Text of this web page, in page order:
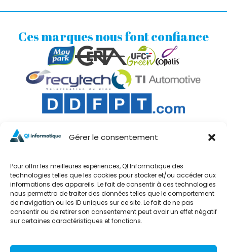
Gérer le consentement
Pour offrir les meilleures expériences, QI Informatique des
technologies telles que les cookies pour stocker et/ou accéder aux
informations des appareils. Le fait de consentir à ces technologies
nous permettra de traiter des données telles que le comportement
de navigation ou les ID uniques sur ce site. Le fait de ne pas
consentir ou de retirer son consentement peut avoir un effet négatif
sur certaines caractéristiques et fonctions.
Ces marques nous font confiance
Contact
QI INFORMATIQUE
Informations
Blog